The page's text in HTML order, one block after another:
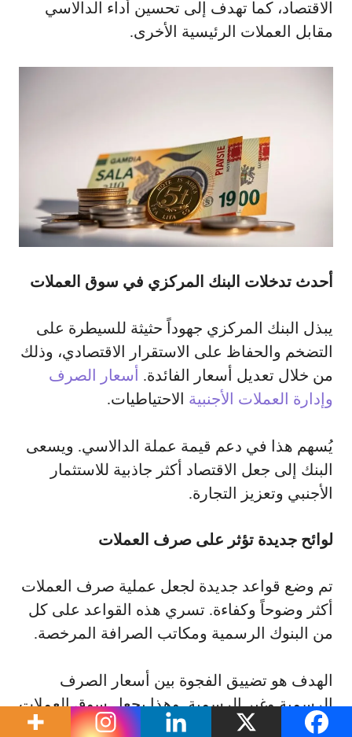
الاقتصاد، كما تهدف إلى تحسين أداء الدالاسي
مقابل العملات الرئيسية الأخرى.
أحدث تدخلات البنك المركزي في سوق العملات
يبذل البنك المركزي جهوداً حثيثة للسيطرة على
التضخم والحفاظ على الاستقرار الاقتصادي، وذلك
من خلال تعديل أسعار الفائدة. أسعار الصرف
وإدارة العملات الأجنبية الاحتياطيات.
يُسهم هذا في دعم قيمة عملة الدالاسي. ويسعى
البنك إلى جعل الاقتصاد أكثر جاذبية للاستثمار
الأجنبي وتعزيز التجارة.
لوائح جديدة تؤثر على صرف العملات
تم وضع قواعد جديدة لجعل عملية صرف العملات
أكثر وضوحاً وكفاءة. تسري هذه القواعد على كل
من البنوك الرسمية ومكاتب الصرافة المرخصة.
الهدف هو تضييق الفجوة بين أسعار الصرف
الرسمية وغير الرسمية. وهذا يجعل سوق العملات
أكثر موثوقية لجميع مستخدميه.عملة غامبيا